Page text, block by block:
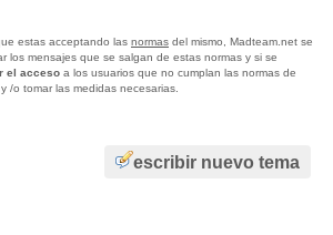
estas acceptando las normas del mismo, Madteam.net se
los mensajes que se salgan de estas normas y si se
el acceso a los usuarios que no cumplan las normas de
/o tomar las medidas necesarias.
escribir nuevo tema